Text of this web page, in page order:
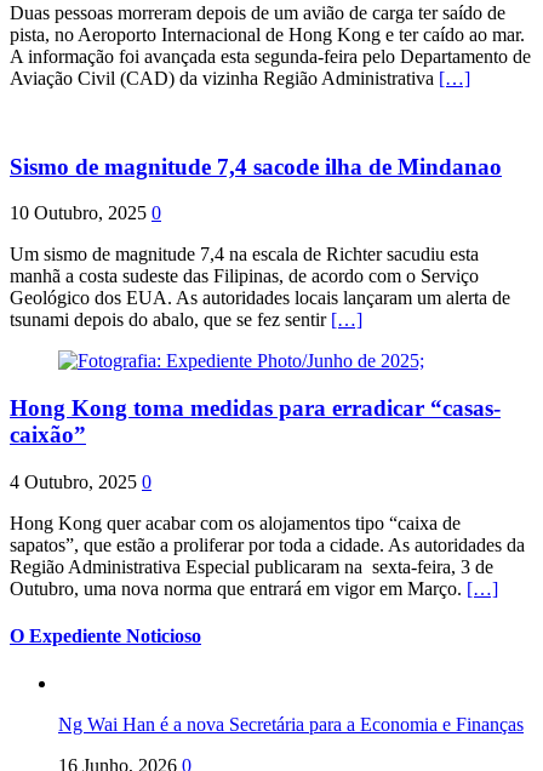
Duas pessoas morreram depois de um avião de carga ter saído de
pista, no Aeroporto Internacional de Hong Kong e ter caído ao mar.
A informação foi avançada esta segunda-feira pelo Departamento de
Aviação Civil (CAD) da vizinha Região Administrativa […]
Sismo de magnitude 7,4 sacode ilha de Mindanao
10 Outubro, 2025 0
Um sismo de magnitude 7,4 na escala de Richter sacudiu esta
manhã a costa sudeste das Filipinas, de acordo com o Serviço
Geológico dos EUA. As autoridades locais lançaram um alerta de
tsunami depois do abalo, que se fez sentir […]
Hong Kong toma medidas para erradicar “casas-
caixão”
4 Outubro, 2025 0
Hong Kong quer acabar com os alojamentos tipo “caixa de
sapatos”, que estão a proliferar por toda a cidade. As autoridades da
Região Administrativa Especial publicaram na sexta-feira, 3 de
Outubro, uma nova norma que entrará em vigor em Março. […]
O Expediente Noticioso
Ng Wai Han é a nova Secretária para a Economia e Finanças
16 Junho, 2026 0